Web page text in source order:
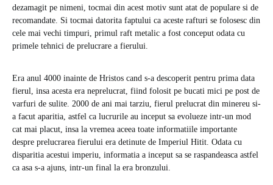
dezamagit pe nimeni, tocmai din acest motiv sunt atat de populare si de
recomandate. Si tocmai datorita faptului ca aceste rafturi se folosesc din
cele mai vechi timpuri, primul raft metalic a fost conceput odata cu
primele tehnici de prelucrare a fierului.
Era anul 4000 inainte de Hristos cand s-a descoperit pentru prima data
fierul, insa acesta era neprelucrat, fiind folosit pe bucati mici pe post de
varfuri de sulite. 2000 de ani mai tarziu, fierul prelucrat din minereu si-
a facut aparitia, astfel ca lucrurile au inceput sa evolueze intr-un mod
cat mai placut, insa la vremea aceea toate informatiile importante
despre prelucrarea fierului era detinute de Imperiul Hitit. Odata cu
disparitia acestui imperiu, informatia a inceput sa se raspandeasca astfel
ca asa s-a ajuns, intr-un final la era bronzului.